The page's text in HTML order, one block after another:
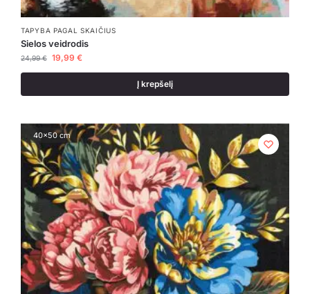
TAPYBA PAGAL SKAIČIUS
Sielos veidrodis
24,99€ 19,99 €
Į krepšelį
40x50 cm